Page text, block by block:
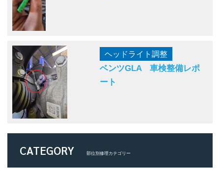
ヘッドライト調整
ベンツGLA 車検整備レポ
ート
CATEGORY 部位別修理カテゴリー